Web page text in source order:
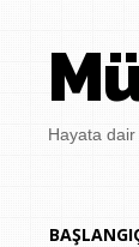
Hayata dair